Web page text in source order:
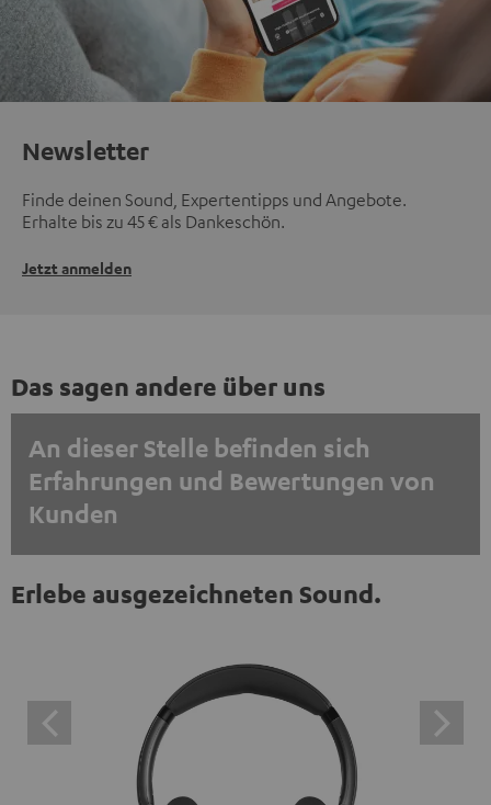
Newsletter
Finde deinen Sound, Expertentipps und Angebote.
Erhalte bis zu 45 € als Dankeschön.
Jetzt anmelden
Das sagen andere über uns
An dieser Stelle befinden sich
Erfahrungen und Bewertungen von
Kunden
EINMALIG ZUSTIMMEN UND ANZEIGEN
Trustpilot‑Bewertungen sind externe Inhalte. Der
externe Inhalt kann hier mit nur einem Klick angezeigt
werden. Mit dem Anklicken des Inhalts wird zugestimmt,
dass externe Inhalte angezeigt werden. Dabei können
personenbezogene Daten an Drittplattformen
Erlebe ausgezeichneten Sound.